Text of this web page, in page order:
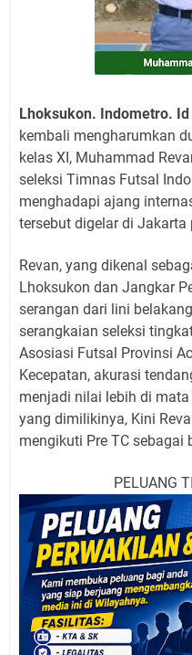
Lhoksukon. Indometro.
kembali mengharumkan
kelas XI, Muhammad
seleksi Timnas Futsal
menghadapi ajang
tersebut digelar di Jakarta
Revan, yang dikenal
Lhoksukon dan Jangkar
serangan dari lini
serangkaian seleksi
Asosiasi Futsal Provinsi
Kecepatan, akurasi
menjadi nilai lebih di
yang dimilikinya, Kini
mengikuti Pre TC
PELUANG